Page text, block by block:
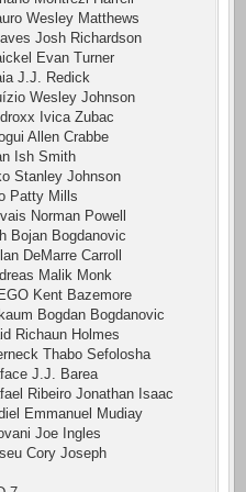
Wesley Matthews
Josh Richardson
Evan Turner
J.J. Redick
Wesley Johnson
Ivica Zubac
Allen Crabbe
Ish Smith
Stanley Johnson
Patty Mills
Norman Powell
Bojan Bogdanovic
DeMarre Carroll
Malik Monk
Kent Bazemore
Bogdan Bogdanovic
Richaun Holmes
Thabo Sefolosha
J.J. Barea
Ribeiro Jonathan Isaac
Emmanuel Mudiay
Joe Ingles
Cory Joseph